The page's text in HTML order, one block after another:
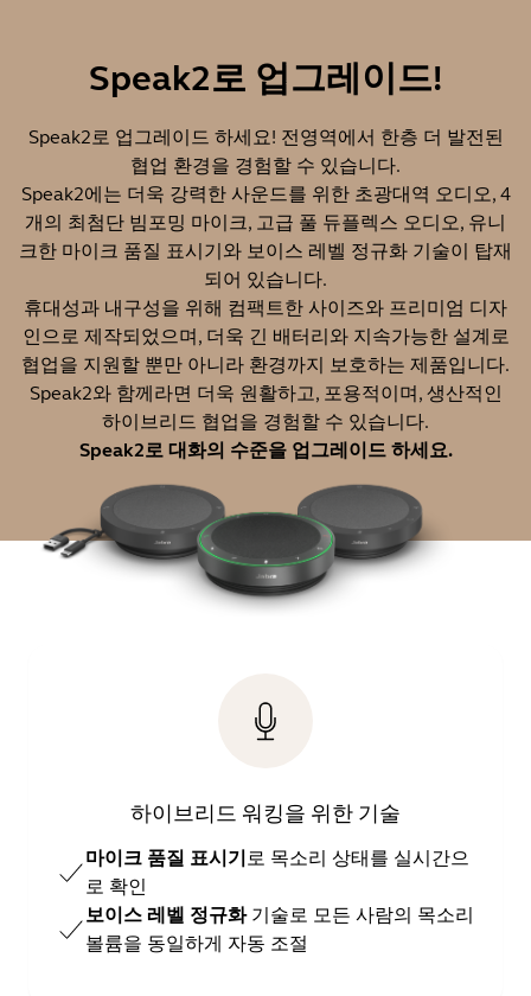
Speak2로 업그레이드!
Speak2로 업그레이드 하세요! 전영역에서 한층 더 발전된
협업 환경을 경험할 수 있습니다.
Speak2에는 더욱 강력한 사운드를 위한 초광대역 오디오, 4
개의 최첨단 빔포밍 마이크, 고급 풀 듀플렉스 오디오, 유니
크한 마이크 품질 표시기와 보이스 레벨 정규화 기술이 탑재
되어 있습니다.
휴대성과 내구성을 위해 컴팩트한 사이즈와 프리미엄 디자
인으로 제작되었으며, 더욱 긴 배터리와 지속가능한 설계로
협업을 지원할 뿐만 아니라 환경까지 보호하는 제품입니다.
Speak2와 함께라면 더욱 원활하고, 포용적이며, 생산적인
하이브리드 협업을 경험할 수 있습니다.
Speak2로 대화의 수준을 업그레이드 하세요.
하이브리드 워킹을 위한 기술
마이크 품질 표시기 로 목소리 상태를 실시간으
로 확인
보이스 레벨 정규화기술로 모든 사람의 목소리
볼륨을 동일하게 자동 조절